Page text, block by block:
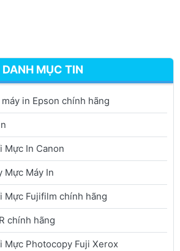
DANH MỤC TIN
in Epson chính hãng
Mực In Canon
Mực Máy In
Mực Fujifilm chính hãng
chính hãng
Mực Photocopy Fuji Xerox